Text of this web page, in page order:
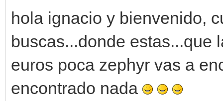
hola ignacio y bienvenido,
buscas...donde estas...que
euros poca zephyr vas a
encontrado nada